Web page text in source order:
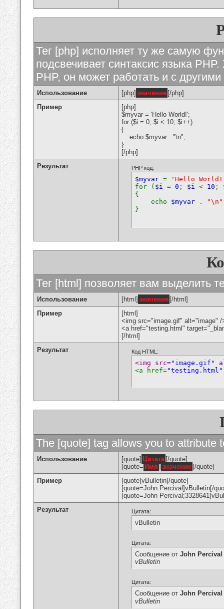
Тег [php] исполняет ту же самую
подсвечивает синтаксис языка
PHP, он может работать и с
Использование [php] значение [/php]
Пример
[php]
$myvar = 'Hello World!';
for ($i = 0; $i < 10; $i++)
{
echo $myvar . "\n";
}
[/php]
Результат
PHP код:
$myvar =
'Hello
for ( $i = 0 ; $i < 10 ;
{
echo $myvar . "\n"
}
Тег [html] позволяет вам выделить
Использование [html] значение [/html]
Пример
[html]
<img src="image.gif" alt="image" /
<a href="testing.html"
[/html]
Результат
Код HTML:
<img src="image.gif"
<a href="testing.html"
The [quote] tag allows you to attribute
Использование [quote] Цитата [/quote]
[quote= Имя ] значение [/quote]
Пример
[quote]vBulletin[/quote]
[quote=John Percival]vBulletin[/
[quote=John
Результат
Цитата:
vBulletin
Цитата:
Сообщение от John Percival
vBulletin
Цитата:
Сообщение от John Percival
vBulletin